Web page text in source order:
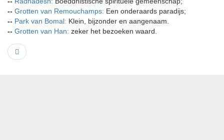
-- Grotten van Remouchamps: Een onderaards paradijs;
-- Park van Bomal: Klein, bijzonder en aangenaam.
-- Grotten van Han: zeker het bezoeken waard.